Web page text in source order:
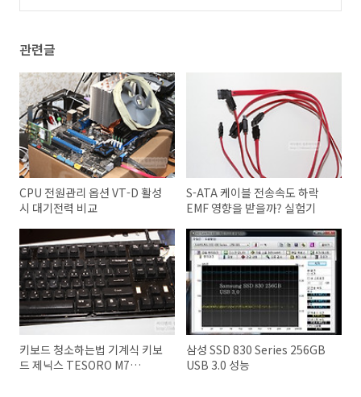
관련글
CPU 전원관리 옵션 VT-D 활성
시 대기전력 비교
S-ATA 케이블 전송속도 하락
EMF 영향을 받을까? 실험기
키보드 청소하는법 기계식 키보
드 제닉스 TESORO M7
삼성 SSD 830 Series 256GB
USB 3.0 성능